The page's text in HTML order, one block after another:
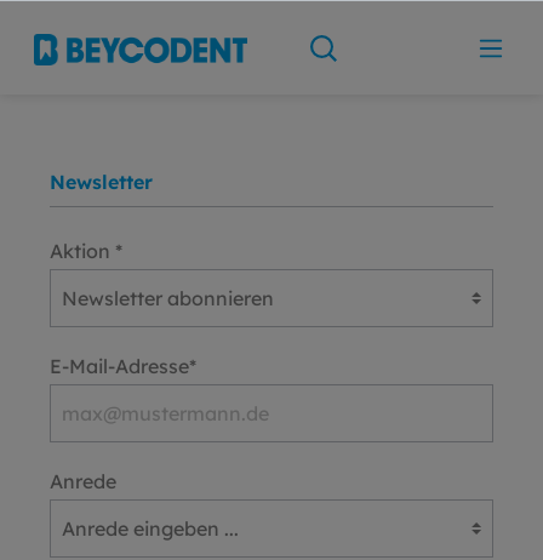
Newsletter
Aktion *
E-Mail-Adresse*
Anrede